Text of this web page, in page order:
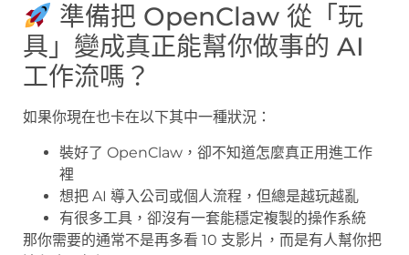
準備把 OpenClaw 從「玩
具」變成真正能幫你做事的 AI
工作流嗎？
如果你現在也卡在以下其中一種狀況：
裝好了 OpenClaw，卻不知道怎麼真正用進工作
裡
想把 AI 導入公司或個人流程，但總是越玩越亂
有很多工具，卻沒有一套能穩定複製的操作系統
那你需要的通常不是再多看 10 支影片，而是有人幫你把